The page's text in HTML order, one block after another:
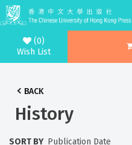
(0)
Wish List
BACK
History
SORT BY